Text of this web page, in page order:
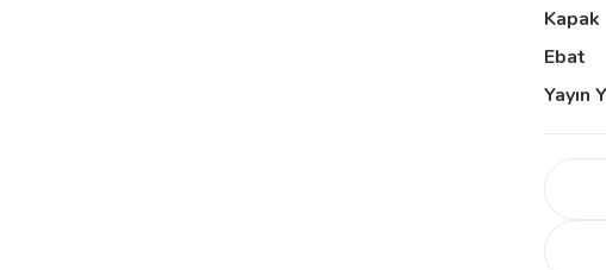
Kapak
Ebat
Yayın